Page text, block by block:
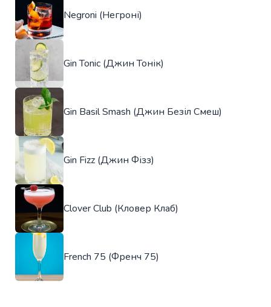
Negroni (Негроні)
Gin Tonic (Джин Тонік)
Gin Basil Smash (Джин Безіл Смеш)
Gin Fizz (Джин Фізз)
Clover Club (Кловер Клаб)
French 75 (Френч 75)